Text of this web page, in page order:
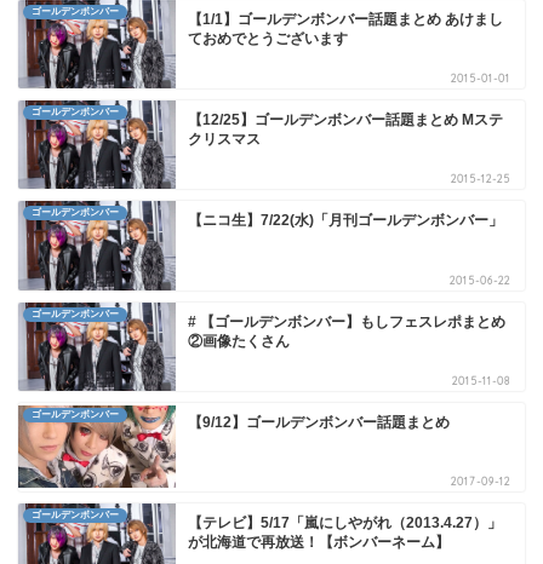
ゴールデンボンバー
【1/1】ゴールデンボンバー話題まとめ あけまし
ておめでとうございます
2015-01-01
ゴールデンボンバー
【12/25】ゴールデンボンバー話題まとめ Mステ
クリスマス
2015-12-25
ゴールデンボンバー 【ニコ生】7/22(水)「月刊ゴールデンボンバー」
2015-06-22
ゴールデンボンバー
# 【ゴールデンボンバー】もしフェスレポまとめ
②画像たくさん
2015-11-08
ゴールデンボンバー 【9/12】ゴールデンボンバー話題まとめ
2017-09-12
ゴールデンボンバー
【テレビ】5/17「嵐にしやがれ（2013.4.27）」
が北海道で再放送！【ボンバーネーム】